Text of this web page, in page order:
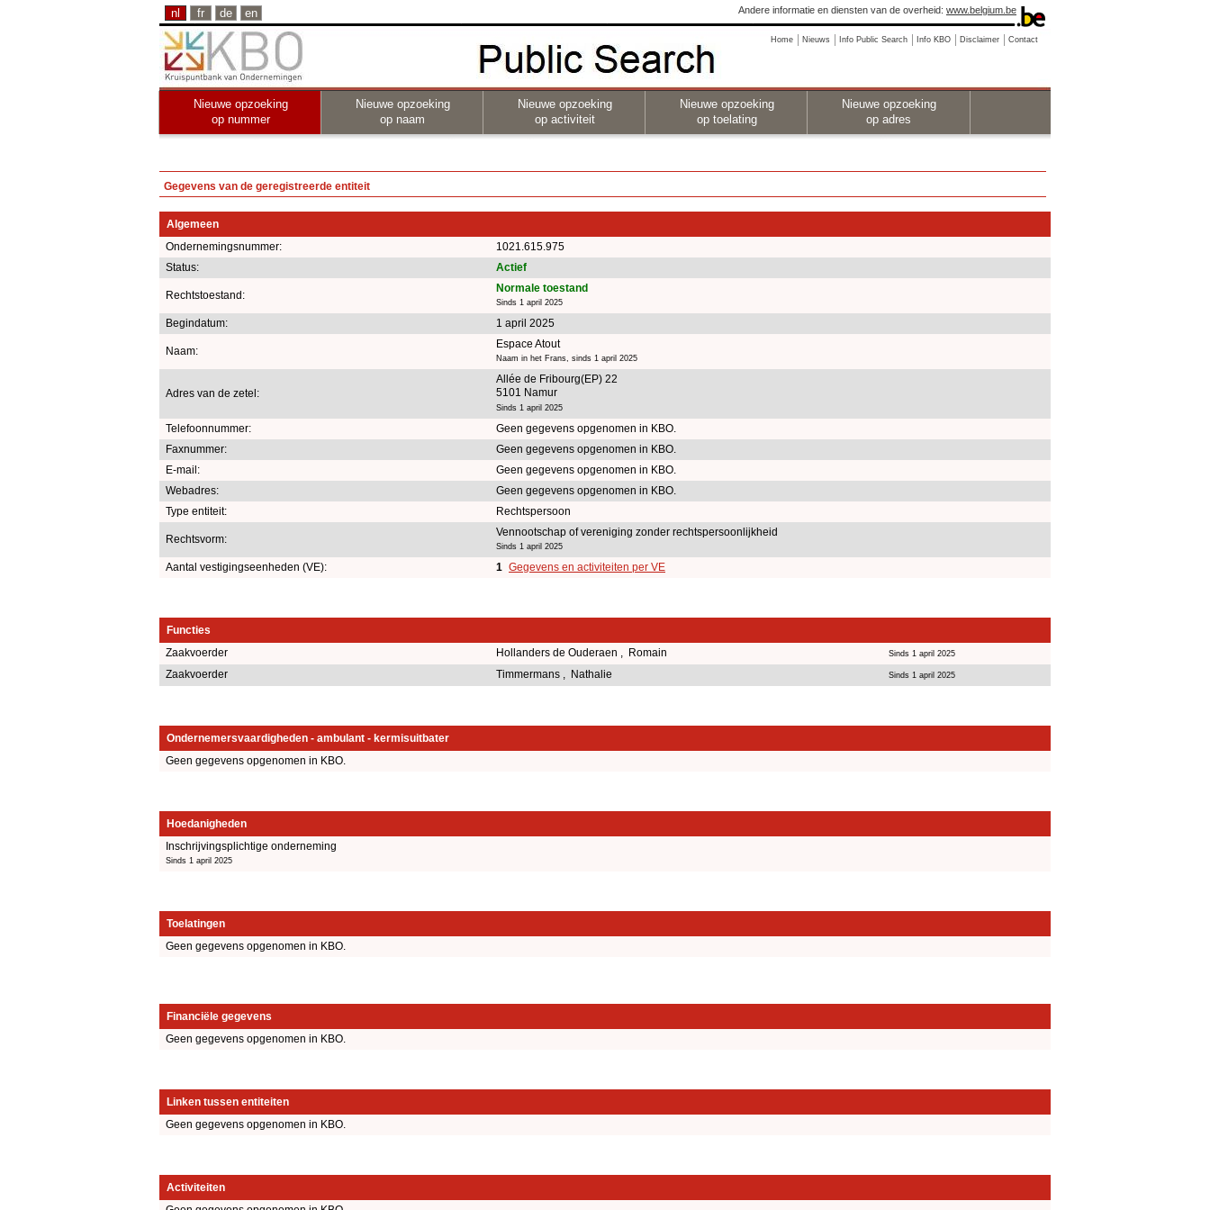
nl fr de en Andere informatie en diensten van de overheid: www.belgium.be
Home Nieuws Info Public Search Info KBO Disclaimer Contact
Nieuwe opzoeking
op nummer
Nieuwe opzoeking
op naam
Nieuwe opzoeking
op activiteit
Nieuwe opzoeking
op toelating
Nieuwe opzoeking
op adres
Gegevens van de geregistreerde entiteit
Algemeen
Ondernemingsnummer:
1021.615.975
Status:
Actief
Rechtstoestand:
Normale toestand
Sinds 1 april 2025
Begindatum: 1 april 2025
Naam:
Espace Atout
Naam in het Frans, sinds 1 april 2025
Adres van de zetel:
Allée de Fribourg(EP) 22
5101 Namur
Sinds 1 april 2025
Telefoonnummer:
Geen gegevens opgenomen in KBO.
Faxnummer:
Geen gegevens opgenomen in KBO.
E-mail:
Geen gegevens opgenomen in KBO.
Webadres:
Geen gegevens opgenomen in KBO.
Type entiteit:
Rechtspersoon
Rechtsvorm:
Vennootschap of vereniging zonder rechtspersoonlijkheid
Sinds 1 april 2025
Aantal vestigingseenheden (VE): 1 Gegevens en activiteiten per VE
Functies
Zaakvoerder
Hollanders de Ouderaen , Romain Sinds 1 april 2025
Zaakvoerder Timmermans , Nathalie Sinds 1 april 2025
Ondernemersvaardigheden - ambulant - kermisuitbater
Geen gegevens opgenomen in KBO.
Hoedanigheden
Inschrijvingsplichtige onderneming
Sinds 1 april 2025
Toelatingen
Geen gegevens opgenomen in KBO.
Financiële gegevens
Geen gegevens opgenomen in KBO.
Linken tussen entiteiten
Geen gegevens opgenomen in KBO.
Activiteiten